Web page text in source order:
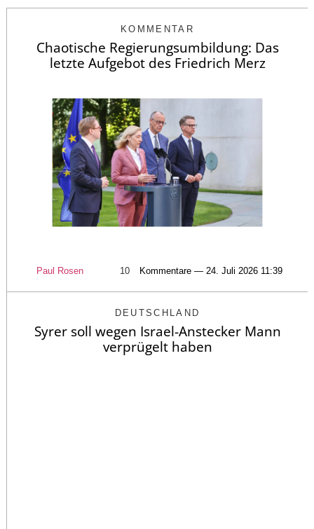
KOMMENTAR
Chaotische Regierungsumbildung: Das
letzte Aufgebot des Friedrich Merz
Paul Rosen 10 Kommentare — 24. Juli 2026 11:39
DEUTSCHLAND
Syrer soll wegen Israel-Anstecker Mann
verprügelt haben